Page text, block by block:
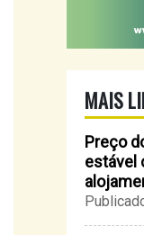
MAIS
Preço
estável